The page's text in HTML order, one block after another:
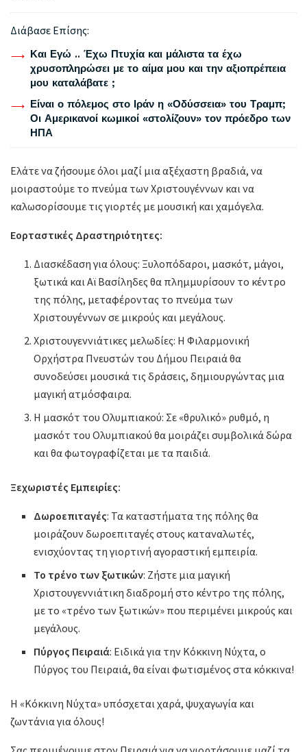
Διάβασε Επίσης:
Και Εγώ .. Έχω Πτυχία και μάλιστα τα έχω
χρυσοπληρώσει με το αίμα μου και την αξιοπρέπεια
μου καταλάβατε ;
Είναι ο πόλεμος στο Ιράν η «Οδύσσεια» του Τραμπ;
Οι Αμερικανοί κωμικοί «στολίζουν» τον πρόεδρο των
ΗΠΑ
Ελάτε να ζήσουμε όλοι μαζί μια αξέχαστη βραδιά, να
μοιραστούμε το πνεύμα των Χριστουγέννων και να
καλωσορίσουμε τις γιορτές με μουσική και χαμόγελα.
Εορταστικές Δραστηριότητες:
Διασκέδαση για όλους: Ξυλοπόδαροι, μασκότ, μάγοι,
ξωτικά και Αϊ Βασίληδες θα πλημμυρίσουν το κέντρο
της πόλης, μεταφέροντας το πνεύμα των
Χριστουγέννων σε μικρούς και μεγάλους.
Χριστουγεννιάτικες μελωδίες: Η Φιλαρμονική
Ορχήστρα Πνευστών του Δήμου Πειραιά θα
συνοδεύσει μουσικά τις δράσεις, δημιουργώντας μια
μαγική ατμόσφαιρα.
Η μασκότ του Ολυμπιακού: Σε «θρυλικό» ρυθμό, η
μασκότ του Ολυμπιακού θα μοιράζει συμβολικά δώρα
και θα φωτογραφίζεται με τα παιδιά.
Ξεχωριστές Εμπειρίες:
Δωροεπιταγές: Τα καταστήματα της πόλης θα
μοιράζουν δωροεπιταγές στους καταναλωτές,
ενισχύοντας τη γιορτινή αγοραστική εμπειρία.
Το τρένο των ξωτικών: Ζήστε μια μαγική
Χριστουγεννιάτικη διαδρομή στο κέντρο της πόλης,
με το «τρένο των ξωτικών» που περιμένει μικρούς και
μεγάλους.
Πύργος Πειραιά: Ειδικά για την Κόκκινη Νύχτα, ο
Πύργος του Πειραιά, θα είναι φωτισμένος στα κόκκινα!
Η «Κόκκινη Νύχτα» υπόσχεται χαρά, ψυχαγωγία και
ζωντάνια για όλους!